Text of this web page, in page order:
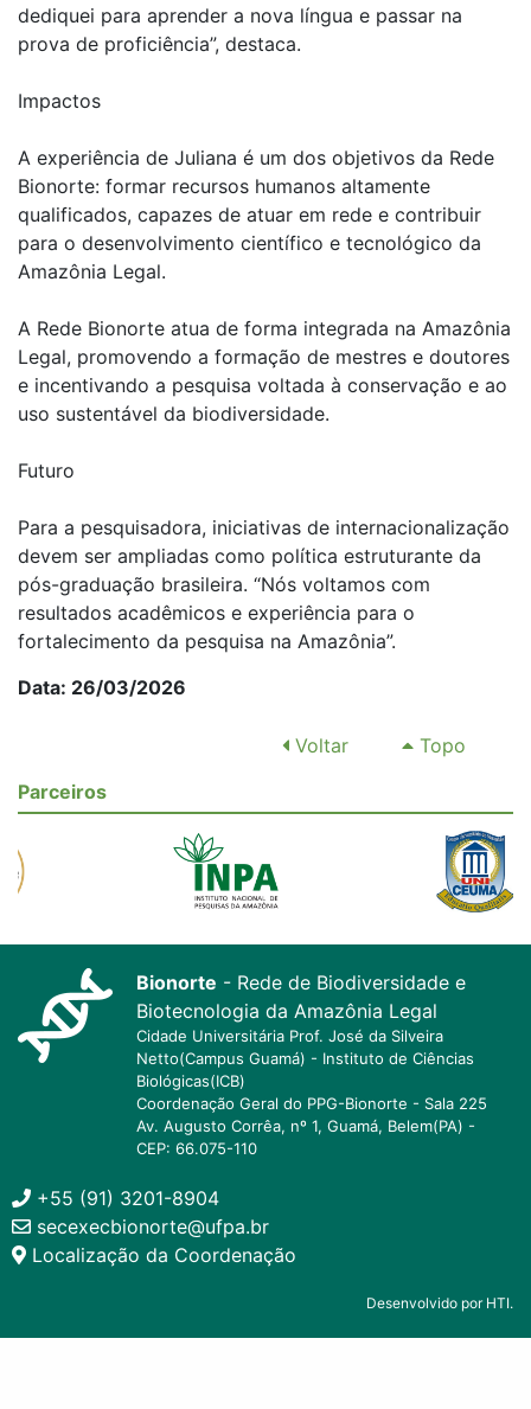
dediquei para aprender a nova língua e passar na
prova de proficiência”, destaca.
Impactos
A experiência de Juliana é um dos objetivos da Rede
Bionorte: formar recursos humanos altamente
qualificados, capazes de atuar em rede e contribuir
para o desenvolvimento científico e tecnológico da
Amazônia Legal.
A Rede Bionorte atua de forma integrada na Amazônia
Legal, promovendo a formação de mestres e doutores
e incentivando a pesquisa voltada à conservação e ao
uso sustentável da biodiversidade.
Futuro
Para a pesquisadora, iniciativas de internacionalização
devem ser ampliadas como política estruturante da
pós-graduação brasileira. “Nós voltamos com
resultados acadêmicos e experiência para o
fortalecimento da pesquisa na Amazônia”.
Data: 26/03/2026
Voltar
Topo
Parceiros
Bionorte - Rede de Biodiversidade e
Biotecnologia da Amazônia Legal
Cidade Universitária Prof. José da Silveira
Netto(Campus Guamá) - Instituto de Ciências
Biológicas(ICB)
Coordenação Geral do PPG-Bionorte - Sala 225
Av. Augusto Corrêa, nº 1, Guamá, Belem(PA) -
CEP: 66.075-110
+55 (91) 3201-8904
secexecbionorte@ufpa.br
Localização da Coordenação
Desenvolvido por HTI.